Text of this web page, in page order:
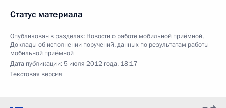
Статус материала
Опубликован в разделах: Новости о работе мобильной приёмной,
Доклады об исполнении поручений, данных по результатам работы
мобильной приёмной
Дата публикации:5 июля 2012 года, 18:17
Текстовая версия